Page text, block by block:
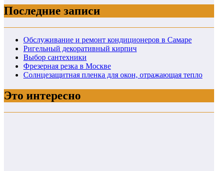
Последние записи
Обслуживание и ремонт кондиционеров в Самаре
Ригельный декоративный кирпич
Выбор сантехники
Фрезерная резка в Москве
Солнцезащитная пленка для окон, отражающая тепло
Это интересно